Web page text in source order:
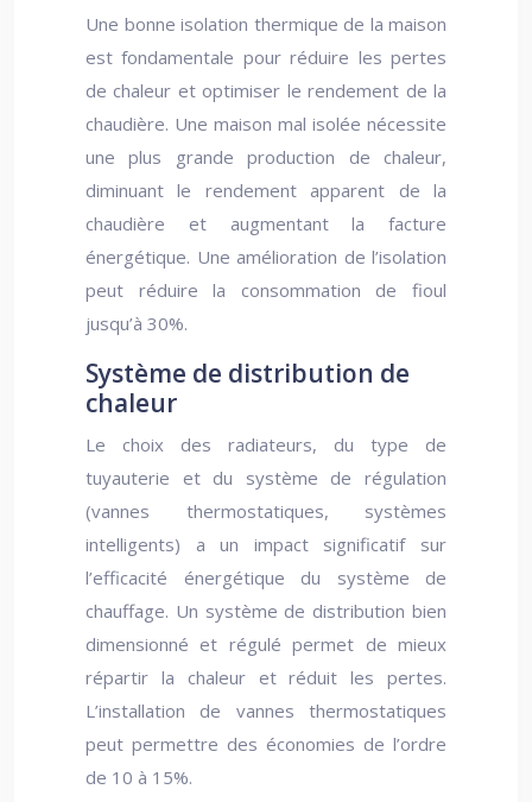
Une bonne isolation thermique de la maison
est fondamentale pour réduire les pertes
de chaleur et optimiser le rendement de la
chaudière. Une maison mal isolée nécessite
une plus grande production de chaleur,
diminuant le rendement apparent de la
chaudière et augmentant la facture
énergétique. Une amélioration de l’isolation
peut réduire la consommation de fioul
jusqu’à 30%.
Système de distribution de
chaleur
Le choix des radiateurs, du type de
tuyauterie et du système de régulation
(vannes thermostatiques, systèmes
intelligents) a un impact significatif sur
l’efficacité énergétique du système de
chauffage. Un système de distribution bien
dimensionné et régulé permet de mieux
répartir la chaleur et réduit les pertes.
L’installation de vannes thermostatiques
peut permettre des économies de l’ordre
de 10 à 15%.